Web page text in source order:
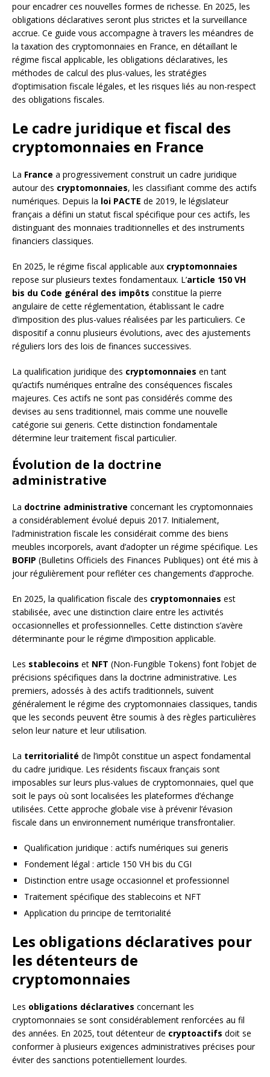
pour encadrer ces nouvelles formes de richesse. En 2025, les
obligations déclaratives seront plus strictes et la surveillance
accrue. Ce guide vous accompagne à travers les méandres de
la taxation des cryptomonnaies en France, en détaillant le
régime fiscal applicable, les obligations déclaratives, les
méthodes de calcul des plus-values, les stratégies
d’optimisation fiscale légales, et les risques liés au non-respect
des obligations fiscales.
Le cadre juridique et fiscal des
cryptomonnaies en France
La France a progressivement construit un cadre juridique
autour des cryptomonnaies, les classifiant comme des actifs
numériques. Depuis la loi PACTE de 2019, le législateur
français a défini un statut fiscal spécifique pour ces actifs, les
distinguant des monnaies traditionnelles et des instruments
financiers classiques.
En 2025, le régime fiscal applicable aux cryptomonnaies
repose sur plusieurs textes fondamentaux. L’article 150 VH
bis du Code général des impôts constitue la pierre
angulaire de cette réglementation, établissant le cadre
d’imposition des plus-values réalisées par les particuliers. Ce
dispositif a connu plusieurs évolutions, avec des ajustements
réguliers lors des lois de finances successives.
La qualification juridique des cryptomonnaies en tant
qu’actifs numériques entraîne des conséquences fiscales
majeures. Ces actifs ne sont pas considérés comme des
devises au sens traditionnel, mais comme une nouvelle
catégorie sui generis. Cette distinction fondamentale
détermine leur traitement fiscal particulier.
Évolution de la doctrine
administrative
La doctrine administrative concernant les cryptomonnaies
a considérablement évolué depuis 2017. Initialement,
l’administration fiscale les considérait comme des biens
meubles incorporels, avant d’adopter un régime spécifique. Les
BOFIP (Bulletins Officiels des Finances Publiques) ont été mis à
jour régulièrement pour refléter ces changements d’approche.
En 2025, la qualification fiscale des cryptomonnaies est
stabilisée, avec une distinction claire entre les activités
occasionnelles et professionnelles. Cette distinction s’avère
déterminante pour le régime d’imposition applicable.
Les stablecoins et NFT (Non-Fungible Tokens) font l’objet de
précisions spécifiques dans la doctrine administrative. Les
premiers, adossés à des actifs traditionnels, suivent
généralement le régime des cryptomonnaies classiques, tandis
que les seconds peuvent être soumis à des règles particulières
selon leur nature et leur utilisation.
La territorialité de l’impôt constitue un aspect fondamental
du cadre juridique. Les résidents fiscaux français sont
imposables sur leurs plus-values de cryptomonnaies, quel que
soit le pays où sont localisées les plateformes d’échange
utilisées. Cette approche globale vise à prévenir l’évasion
fiscale dans un environnement numérique transfrontalier.
Qualification juridique : actifs numériques sui generis
Fondement légal : article 150 VH bis du CGI
Distinction entre usage occasionnel et professionnel
Traitement spécifique des stablecoins et NFT
Application du principe de territorialité
Les obligations déclaratives pour
les détenteurs de
cryptomonnaies
Les obligations déclaratives concernant les
cryptomonnaies se sont considérablement renforcées au fil
des années. En 2025, tout détenteur de cryptoactifs doit se
conformer à plusieurs exigences administratives précises pour
éviter des sanctions potentiellement lourdes.